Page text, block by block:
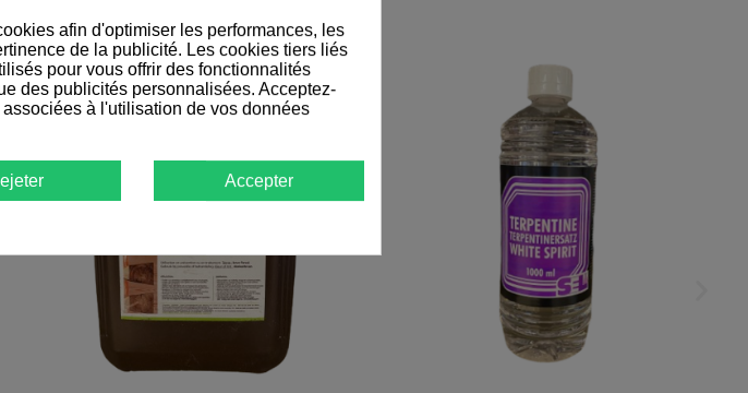
afin d'optimiser les performances, les
de la publicité. Les cookies tiers liés
pour vous offrir des fonctionnalités
des publicités personnalisées. Acceptez-
à l'utilisation de vos données
Accepter